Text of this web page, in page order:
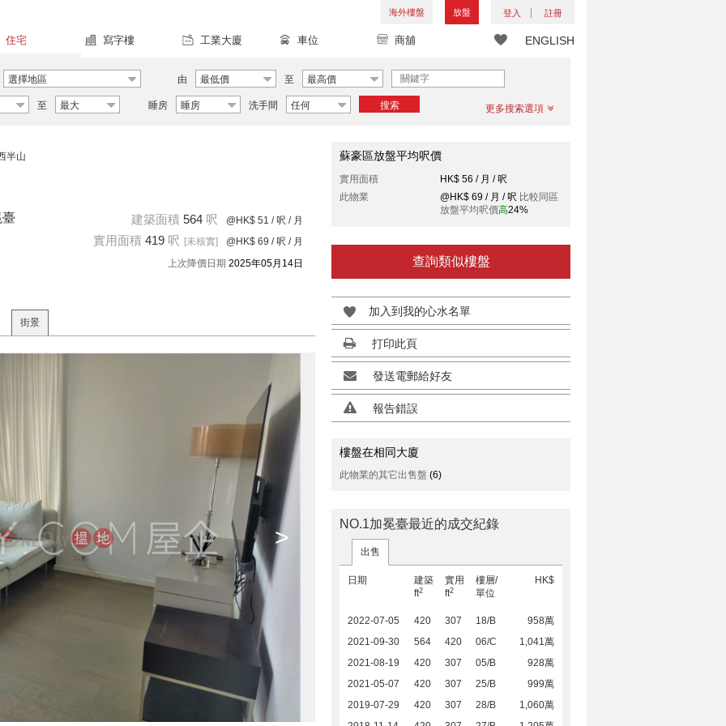
海外樓盤 放盤 登入 註冊
ENGLISH
住宅 寫字樓 工業大廈 車位 商舖
選擇地區 由 最低價 至 最高價
至 最大 睡房 睡房 洗手間 任何 搜索 更多搜索選項
半山
建築面積 564 呎 @HK$ 51 / 呎 / 月
實用面積 419 呎 [未核實] @HK$ 69 / 呎 / 月
上次降價日期 2025年05月14日
街景
>
蘇豪區放盤平均呎價
實用面積
HK$ 56 / 月 / 呎
此物業
@HK$ 69 / 月 / 呎 比較同區
放盤平均呎價高24%
查詢類似樓盤
加入到我的心水名單
打印此頁
發送電郵給好友
報告錯誤
樓盤在相同大廈
此物業的其它出售盤 (6)
NO.1加冕臺最近的成交紀錄
出售
日期
建築
ft2
實用
ft2
樓層/
單位
HK$
2022-07-05 420 307 18/B
958萬
2021-09-30
564 420 06/C
1,041萬
2021-08-19
420 307 05/B
928萬
2021-05-07
420 307 25/B
999萬
2019-07-29
420 307 28/B
1,060萬